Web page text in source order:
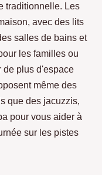
traditionnelle. Les
avec des lits
salles de bains et
les familles ou
de plus d'espace
même des
que des jacuzzis,
pour vous aider à
sur les pistes